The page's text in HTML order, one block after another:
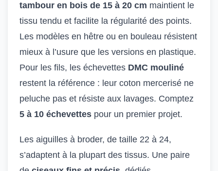
tambour en bois de 15 à 20 cm maintient le
tissu tendu et facilite la régularité des points.
Les modèles en hêtre ou en bouleau résistent
mieux à l’usure que les versions en plastique.
Pour les fils, les échevettes DMC mouliné
restent la référence : leur coton mercerisé ne
peluche pas et résiste aux lavages. Comptez
5 à 10 échevettes pour un premier projet.
Les aiguilles à broder, de taille 22 à 24,
s’adaptent à la plupart des tissus. Une paire